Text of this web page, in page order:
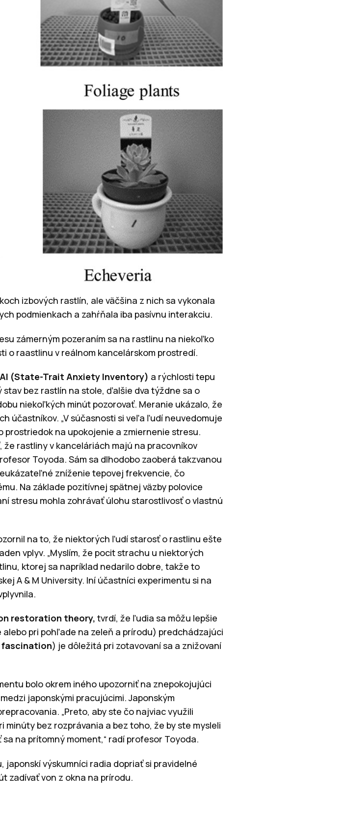
izbových rastlín, ale väčšina z nich sa vykonala
podmienkach a zahŕňala iba pasívnu interakciu.
zámerným pozeraním sa na rastlinu na niekoľko
o raastlinu v reálnom kancelárskom prostredí.
(State-Trait Anxiety Inventory) a rýchlosti tepu
bez rastlín na stole, ďalšie dva týždne sa o
niekoľkých minút pozorovať. Meranie ukázalo, že
účastníkov. „V súčasnosti si veľa ľudí neuvedomuje
na upokojenie a zmiernenie stresu.
rastliny v kanceláriách majú na pracovníkov
Toyoda. Sám sa dlhodobo zaoberá takzvanou
zníženie tepovej frekvencie, čo
Na základe pozitívnej spätnej väzby polovice
stresu mohla zohrávať úlohu starostlivosť o vlastnú
na to, že niektorých ľudí starosť o rastlinu ešte
vplyv. „Myslím, že pocit strachu u niektorých
ktorej sa napríklad nedarilo dobre, takže to
A & M University. Iní účastníci experimentu si na
restoration theory, tvrdí, že ľudia sa môžu lepšie
pri pohľade na zeleň a prírodu) predchádzajúci
) je dôležitá pri zotavovaní sa a znižovaní
bolo okrem iného upozorniť na znepokojujúci
japonskými pracujúcimi. Japonským
„Preto, aby ste čo najviac využili
bez rozprávania a bez toho, že by ste mysleli
na prítomný moment,“ radí profesor Toyoda.
výskumníci radia dopriať si pravidelné
zadívať von z okna na prírodu.